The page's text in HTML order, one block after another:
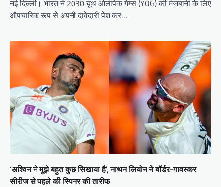
नई दिल्ली। भारत ने 2030 यूथ ओलंपिक गेम्स (YOG) की मेजबानी के लिए
औपचारिक रूप से अपनी दावेदारी पेश कर…
‘अश्विन ने मुझे बहुत कुछ सिखाया है’, नाथन लियोन ने बॉर्डर-गावस्कर
सीरीज से पहले की स्पिनर की तारीफ